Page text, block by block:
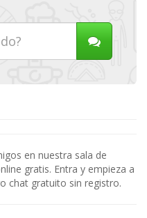
en nuestra sala de
gratis. Entra y empieza a
chat gratuito sin registro.